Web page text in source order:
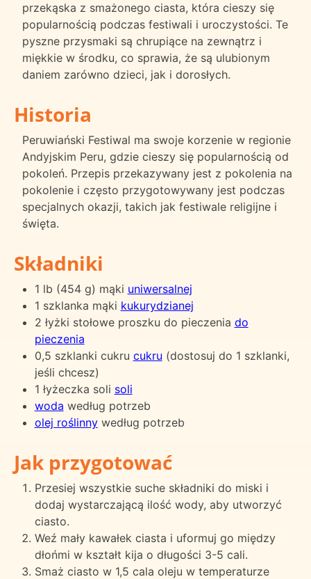
przekąska z smażonego ciasta, która cieszy się
popularnością podczas festiwali i uroczystości. Te
pyszne przysmaki są chrupiące na zewnątrz i
miękkie w środku, co sprawia, że są ulubionym
daniem zarówno dzieci, jak i dorosłych.
Historia
Peruwiański Festiwal ma swoje korzenie w regionie
Andyjskim Peru, gdzie cieszy się popularnością od
pokoleń. Przepis przekazywany jest z pokolenia na
pokolenie i często przygotowywany jest podczas
specjalnych okazji, takich jak festiwale religijne i
święta.
Składniki
1 lb (454 g) mąki uniwersalnej
1 szklanka mąki kukurydzianej
2 łyżki stołowe proszku do pieczenia do
pieczenia
0,5 szklanki cukru cukru (dostosuj do 1 szklanki,
jeśli chcesz)
1 łyżeczka soli soli
woda według potrzeb
olej roślinnywedług potrzeb
Jak przygotować
Przesiej wszystkie suche składniki do miski i
dodaj wystarczającą ilość wody, aby utworzyć
ciasto.
Weź mały kawałek ciasta i uformuj go między
dłońmi w kształt kija o długości 3-5 cali.
Smaż ciasto w 1,5 cala oleju w temperaturze